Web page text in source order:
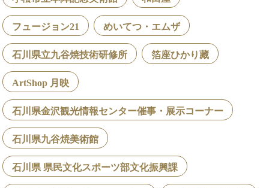
フュージョン21 めいてつ・エムザ
石川県立九谷焼技術研修所 箔座ひかり藏
ArtShop 月映
石川県金沢観光情報センター催事・展示コーナー
石川県九谷焼美術館
石川県 県民文化スポーツ部文化振興課